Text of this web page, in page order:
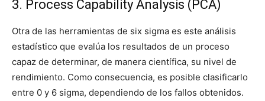
3. Process Capability Analysis (PCA)
Otra de las herramientas de six sigma es este análisis
estadístico que evalúa los resultados de un proceso
capaz de determinar, de manera científica, su nivel de
rendimiento. Como consecuencia, es posible clasificarlo
entre 0 y 6 sigma, dependiendo de los fallos obtenidos.